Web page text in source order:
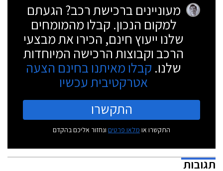
מעוניינים ברכישת רכב? הגעתם
למקום הנכון. קבלו מהמומחים
שלנו ייעוץ חינם, הכירו את מבצעי
הרכב וקבוצות הרכישה המיוחדות
שלנו. קבלו מאיתנו בחינם הצעה
אטרקטיבית עכשיו
התקשרו
התקשרו או מלאו פרטים ונחזור אליכם בהקדם
תגובות